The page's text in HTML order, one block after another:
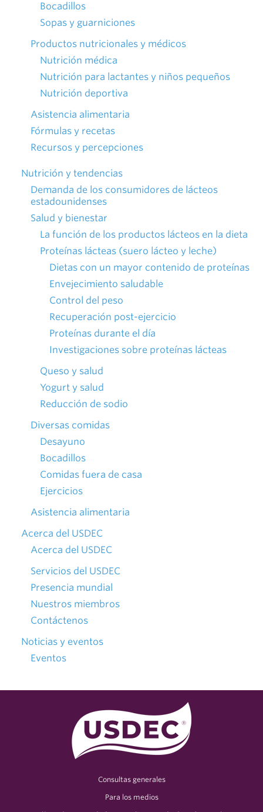
Bocadillos
Sopas y guarniciones
Productos nutricionales y médicos
Nutrición médica
Nutrición para lactantes y niños pequeños
Nutrición deportiva
Asistencia alimentaria
Fórmulas y recetas
Recursos y percepciones
Nutrición y tendencias
Demanda de los consumidores de lácteos
estadounidenses
Salud y bienestar
La función de los productos lácteos en la dieta
Proteínas lácteas (suero lácteo y leche)
Dietas con un mayor contenido de proteínas
Envejecimiento saludable
Control del peso
Recuperación post-ejercicio
Proteínas durante el día
Investigaciones sobre proteínas lácteas
Queso y salud
Yogurt y salud
Reducción de sodio
Diversas comidas
Desayuno
Bocadillos
Comidas fuera de casa
Ejercicios
Asistencia alimentaria
Acerca del USDEC
Acerca del USDEC
Servicios del USDEC
Presencia mundial
Nuestros miembros
Contáctenos
Noticias y eventos
Eventos
Consultas generales
Para los medios